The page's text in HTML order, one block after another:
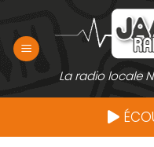
contenu
La radio locale